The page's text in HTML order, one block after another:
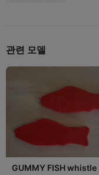
관련 모델
GUMMY FISH whistle